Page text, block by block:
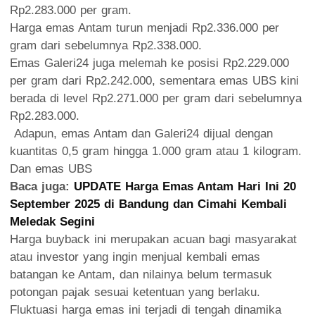
Rp2.283.000 per gram.
Harga emas Antam turun menjadi Rp2.336.000 per
gram dari sebelumnya Rp2.338.000.
Emas Galeri24 juga melemah ke posisi Rp2.229.000
per gram dari Rp2.242.000, sementara emas UBS kini
berada di level Rp2.271.000 per gram dari sebelumnya
Rp2.283.000.
Adapun, emas Antam dan Galeri24 dijual dengan
kuantitas 0,5 gram hingga 1.000 gram atau 1 kilogram.
Dan emas UBS
Baca juga: UPDATE Harga Emas Antam Hari Ini 20
September 2025 di Bandung dan Cimahi Kembali
Meledak Segini
Harga buyback ini merupakan acuan bagi masyarakat
atau investor yang ingin menjual kembali emas
batangan ke Antam, dan nilainya belum termasuk
potongan pajak sesuai ketentuan yang berlaku.
Fluktuasi harga emas ini terjadi di tengah dinamika